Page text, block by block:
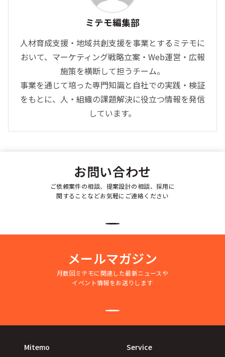
ミテモ編集部
人材育成支援・地域共創支援を事業とするミテモに
おいて、マーケティング戦略立案・Web運営・広報
施策を横断して担うチーム。
事業を通じて培った専門知識と自社での実践・検証
をもとに、人・組織の課題解決に役立つ情報を発信
しています。
お問い合わせ
ご依頼案件の相談、提案設計の相談、採用に
関することなどお気軽にご連絡ください
メールマガジン
月数回ミテモに関連した最新ニュースや
イベント情報をお送りします
Mitemo
Service